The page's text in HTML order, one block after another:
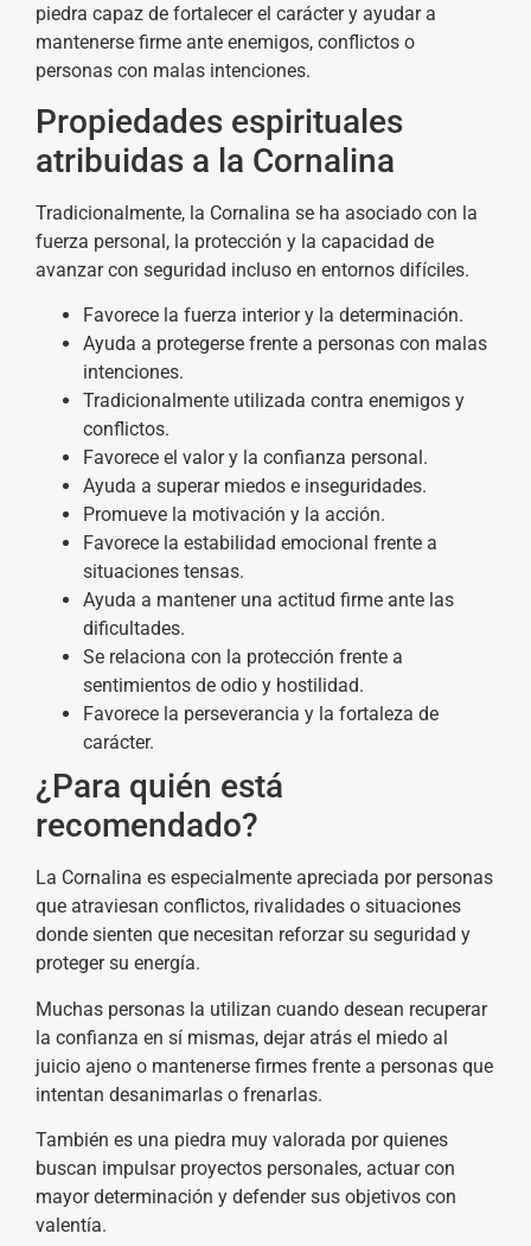
piedra capaz de fortalecer el carácter y ayudar a
mantenerse firme ante enemigos, conflictos o
personas con malas intenciones.
Propiedades espirituales
atribuidas a la Cornalina
Tradicionalmente, la Cornalina se ha asociado con la
fuerza personal, la protección y la capacidad de
avanzar con seguridad incluso en entornos difíciles.
Favorece la fuerza interior y la determinación.
Ayuda a protegerse frente a personas con malas
intenciones.
Tradicionalmente utilizada contra enemigos y
conflictos.
Favorece el valor y la confianza personal.
Ayuda a superar miedos e inseguridades.
Promueve la motivación y la acción.
Favorece la estabilidad emocional frente a
situaciones tensas.
Ayuda a mantener una actitud firme ante las
dificultades.
Se relaciona con la protección frente a
sentimientos de odio y hostilidad.
Favorece la perseverancia y la fortaleza de
carácter.
¿Para quién está
recomendado?
La Cornalina es especialmente apreciada por personas
que atraviesan conflictos, rivalidades o situaciones
donde sienten que necesitan reforzar su seguridad y
proteger su energía.
Muchas personas la utilizan cuando desean recuperar
la confianza en sí mismas, dejar atrás el miedo al
juicio ajeno o mantenerse firmes frente a personas que
intentan desanimarlas o frenarlas.
También es una piedra muy valorada por quienes
buscan impulsar proyectos personales, actuar con
mayor determinación y defender sus objetivos con
valentía.